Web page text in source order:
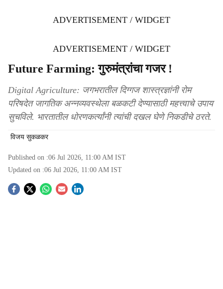
ADVERTISEMENT / WIDGET
ADVERTISEMENT / WIDGET
Future Farming: गुरुमंत्रांचा गजर !
Digital Agriculture: जगभरातील दिग्गज शास्त्रज्ञांनी रोम
परिषदेत जागतिक अन्नव्यवस्थेला बळकटी देण्यासाठी महत्त्वाचे उपाय
सुचविले. भारतातील धोरणकर्त्यांनी त्यांची दखल घेणे निकडीचे ठरते.
विजय सुकळकर
Published on :06 Jul 2026, 11:00 AM IST
Updated on :06 Jul 2026, 11:00 AM IST
S